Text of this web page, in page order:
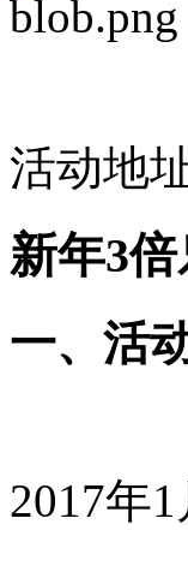
活动地
新年3
一、活
2017年